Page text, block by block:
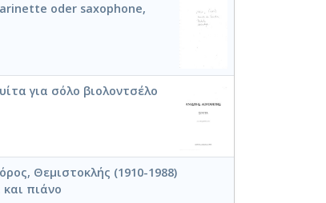
oder saxophone,
για σόλο βιολοντσέλο
Θεμιστοκλής (1910-1988)
και πιάνο